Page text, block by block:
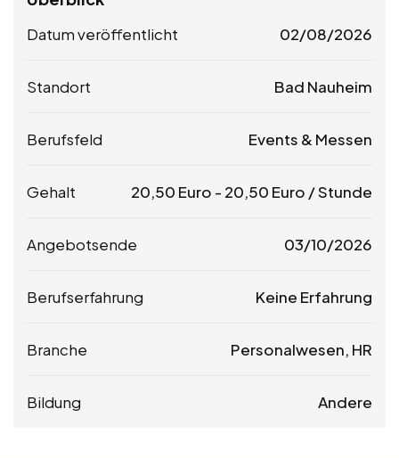
Datum veröffentlicht 02/08/2026
Standort Bad Nauheim
Berufsfeld Events & Messen
Gehalt 20,50 Euro - 20,50 Euro / Stunde
Angebotsende 03/10/2026
Berufserfahrung Keine Erfahrung
Branche Personalwesen, HR
Bildung Andere